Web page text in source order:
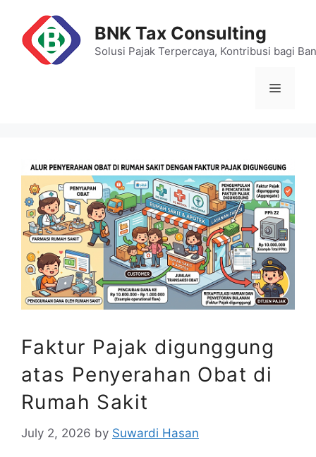
content
BNK Tax Consulting
Solusi Pajak Terpercaya, Kontribusi bagi
Menu
Faktur Pajak digunggung
atas Penyerahan Obat di
Rumah Sakit
July 2, 2026 by Suwardi Hasan